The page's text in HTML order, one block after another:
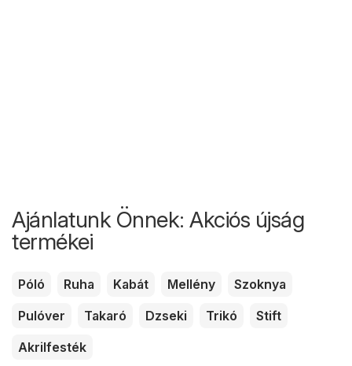
Ajánlatunk Önnek: Akciós újság
termékei
Póló Ruha Kabát Mellény
Szoknya
Pulóver
Takaró Dzseki Trikó
Stift
Akrilfesték